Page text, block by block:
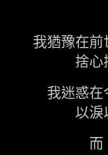
我猶豫在前
捨心
我迷惑在
以淚